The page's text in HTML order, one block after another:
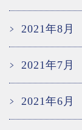
2021年8月
2021年7月
2021年6月